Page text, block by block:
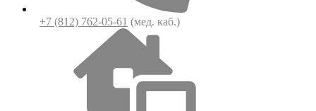
+7 (812) 762-05-61 (мед. каб.)